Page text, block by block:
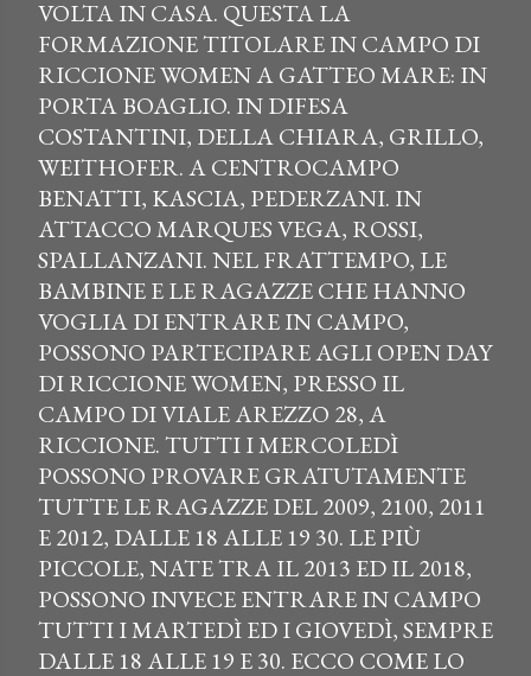
VOLTA IN CASA. QUESTA LA
FORMAZIONE TITOLARE IN CAMPO DI
RICCIONE WOMEN A GATTEO MARE: IN
PORTA BOAGLIO. IN DIFESA
COSTANTINI, DELLA CHIARA, GRILLO,
WEITHOFER. A CENTROCAMPO
BENATTI, KASCIA, PEDERZANI. IN
ATTACCO MARQUES VEGA, ROSSI,
SPALLANZANI. NEL FRATTEMPO, LE
BAMBINE E LE RAGAZZE CHE HANNO
VOGLIA DI ENTRARE IN CAMPO,
POSSONO PARTECIPARE AGLI OPEN DAY
DI RICCIONE WOMEN, PRESSO IL
CAMPO DI VIALE AREZZO 28, A
RICCIONE. TUTTI I MERCOLEDÌ
POSSONO PROVARE GRATUTAMENTE
TUTTE LE RAGAZZE DEL 2009, 2100, 2011
E 2012, DALLE 18 ALLE 19 30. LE PIÙ
PICCOLE, NATE TRA IL 2013 ED IL 2018,
POSSONO INVECE ENTRARE IN CAMPO
TUTTI I MARTEDÌ ED I GIOVEDÌ, SEMPRE
DALLE 18 ALLE 19 E 30. ECCO COME LO